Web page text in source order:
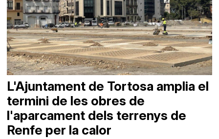
L'Ajuntament de Tortosa amplia el
termini de les obres de
l'aparcament dels terrenys de
Renfe per la calor